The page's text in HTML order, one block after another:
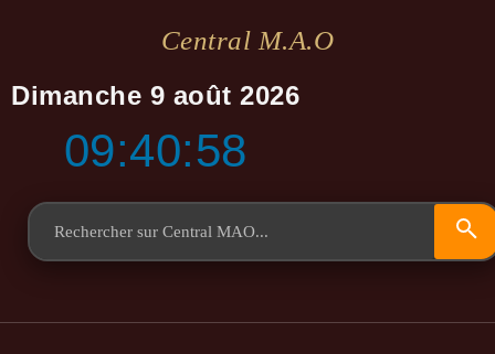
Central M.a.o
Dimanche 9 août 2026
09:40:59